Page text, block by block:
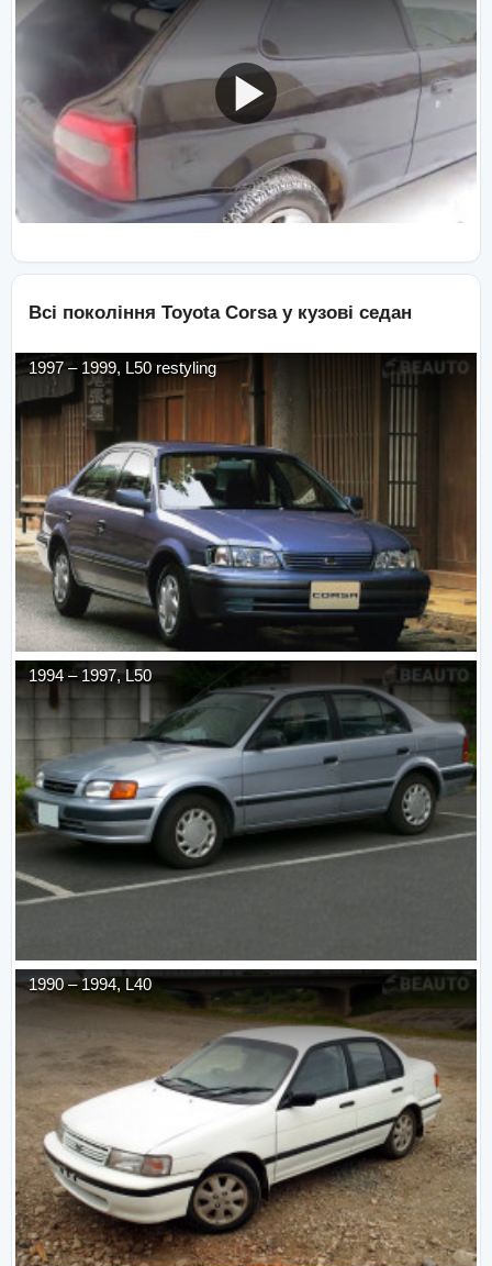
Всі покоління Toyota Corsa у кузові седан
1997– 1999, L50 restyling
1994 – 1997,L50
1990–1994, L40